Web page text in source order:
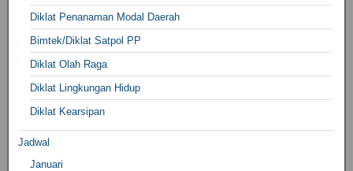
Diklat Penanaman Modal Daerah
Bimtek/Diklat Satpol PP
Diklat Olah Raga
Diklat Lingkungan Hidup
Diklat Kearsipan
Jadwal
Januari